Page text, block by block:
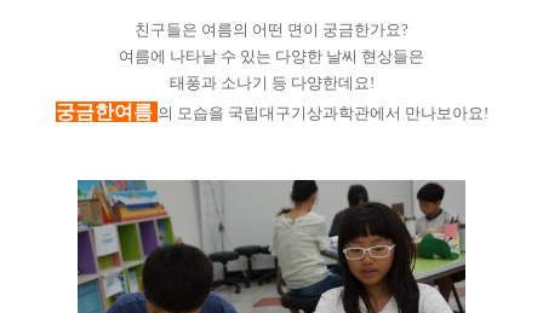
친구들은 여름의 어떤 면이 궁금한가요?
여름에 나타날 수 있는 다양한 날씨 현상들은
태풍과 소나기 등 다양한데요!
궁금한여름 의 모습을 국립대구기상과학관에서 만나보아요!